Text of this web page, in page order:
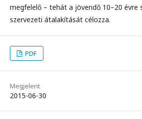
megfelelő – tehát a jövendő 10–20 évre
szervezeti átalakítását célozza.
PDF
Megjelent
2015-06-30